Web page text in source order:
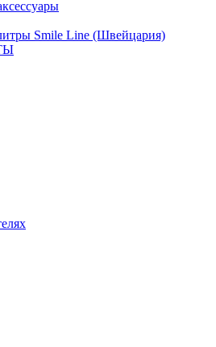
Smile Line (Швейцария)